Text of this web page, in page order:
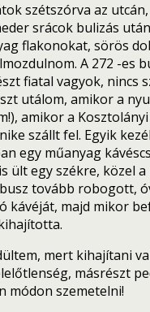
szétszórva az
srácok bulizás
flakonokat, sörös
A 272 -es
fiatal vagyok, nincs
utálom, amikor a
amikor a
szállt fel. Egyik
egy műanyag
ült egy székre, közel
tovább robogott,
kávéját, majd mikor
mert kihajítani
másrészt
módon szemetelni!